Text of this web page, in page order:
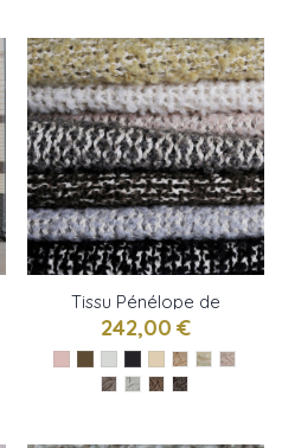
Tissu Pénélope de
Bisson Bruneel
242,00 €